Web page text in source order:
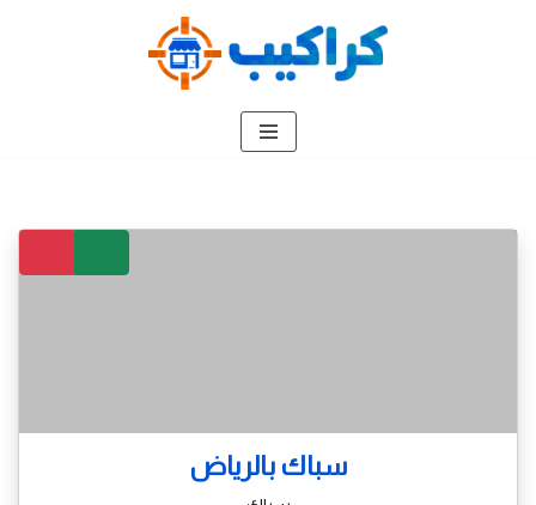
سباك بالرياض